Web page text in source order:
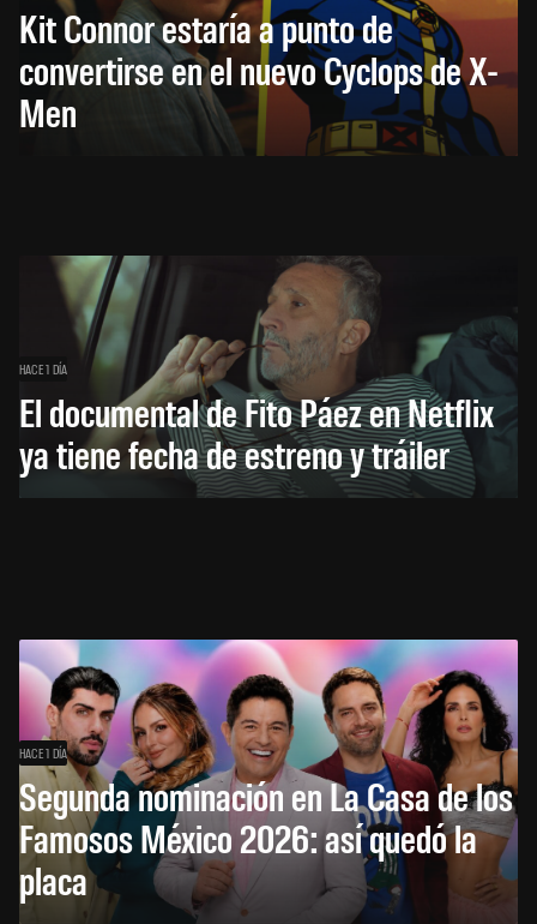
Kit Connor estaría a punto de
convertirse en el nuevo Cyclops de X-
Men
HACE 1 DÍA
El documental de Fito Páez en Netflix
ya tiene fecha de estreno y tráiler
HACE 1 DÍA
Segunda nominación en La Casa de los
Famosos México 2026: así quedó la
placa